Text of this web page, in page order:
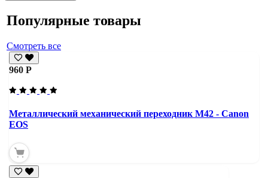
Популярные товары
Смотреть все
960 Р
Металлический механический переходник M42 - Canon
EOS